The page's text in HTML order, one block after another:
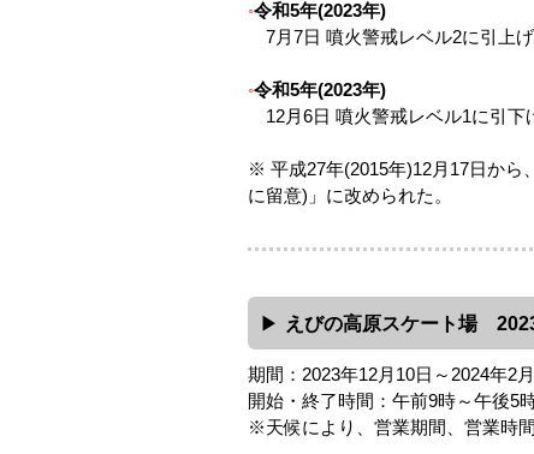
令和5年(2023年)
7月7日 噴火警戒レベル2に引上
令和5年(2023年)
12月6日 噴火警戒レベル1に引
※ 平成27年(2015年)12月17日から
に留意)」に改められた。
えびの高原スケート場
期間：2023年12月10日～2024年2
開始・終了時間：午前9時～午後5
※天候により、営業期間、営業時